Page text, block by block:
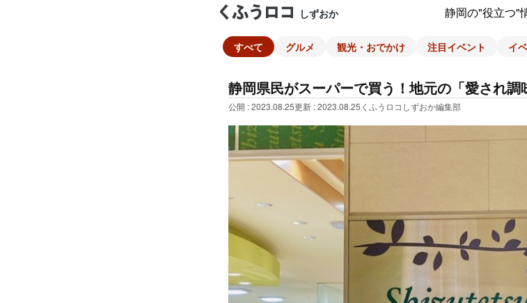
しずおか 静岡の"役立つ"
すべて グルメ 観光・おでかけ 注目イベント イ
静岡県民がスーパーで買う！地元の「愛され
公開 : 2023.08.25更新 : 2023.08.25 くふうロコしずおか編集部